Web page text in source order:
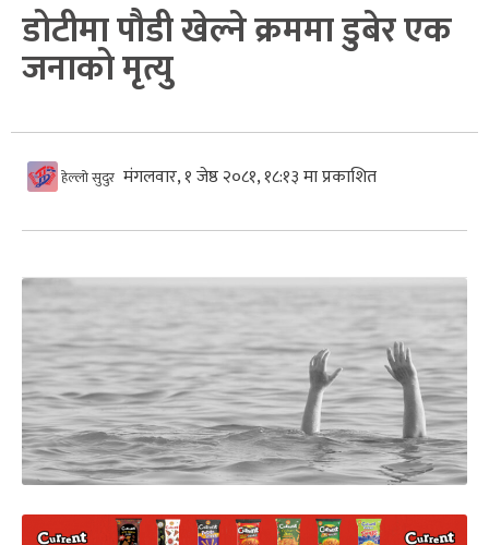
डोटीमा पौडी खेल्ने क्रममा डुबेर एक
जनाको मृत्यु
हेल्लो सुदुर मंगलवार, १ जेष्ठ २०८१, १८:१३ मा प्रकाशित